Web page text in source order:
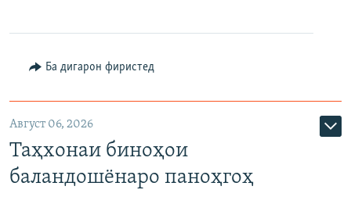
Ба дигарон фиристед
Август 06, 2026
Таҳхонаи биноҳои
баландошёнаро паноҳгоҳ